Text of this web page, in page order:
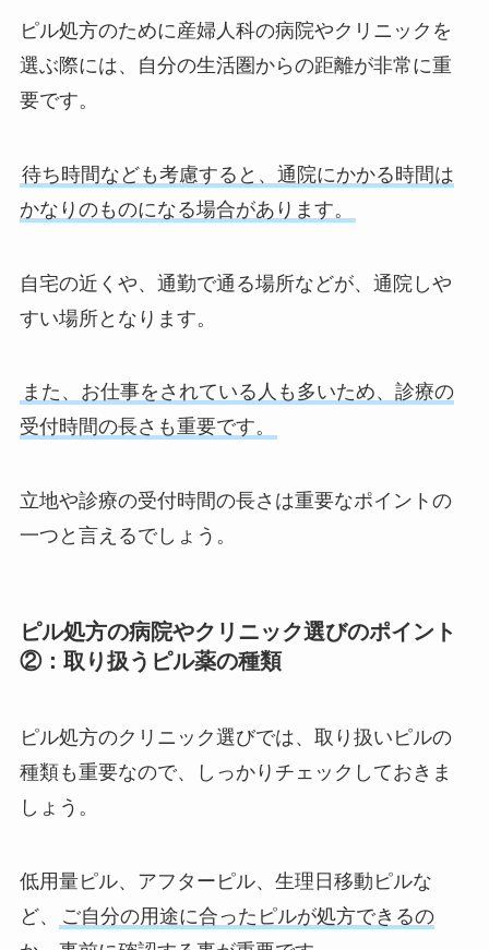
ピル処方のために産婦人科の病院やクリニックを
選ぶ際には、自分の生活圏からの距離が非常に重
要です。
待ち時間なども考慮すると、通院にかかる時間は
かなりのものになる場合があります。
自宅の近くや、通勤で通る場所などが、通院しや
すい場所となります。
また、お仕事をされている人も多いため、診療の
受付時間の長さも重要です。
立地や診療の受付時間の長さは重要なポイントの
一つと言えるでしょう。
ピル処方の病院やクリニック選びのポイント
②：取り扱うピル薬の種類
ピル処方のクリニック選びでは、取り扱いピルの
種類も重要なので、しっかりチェックしておきま
しょう。
低用量ピル、アフターピル、生理日移動ピルな
ど、
ご自分の用途に合ったピルが処方できるの